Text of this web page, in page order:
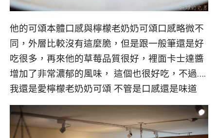
他的可頌本體口感與檸檬老奶奶可頌口感略微不
同，外層比較沒有這麼脆，但是跟一般筆還是好
吃很多，再來他的草莓品質很好，裡面卡士達醬
增加了非常濃郁的風味， 這個也很好吃，不過….
我還是愛檸檬老奶奶可頌 不管是口感還是味道